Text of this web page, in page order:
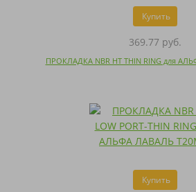
Купить
369.77 руб.
ПРОКЛАДКА NBR HT THIN RING для
Купить